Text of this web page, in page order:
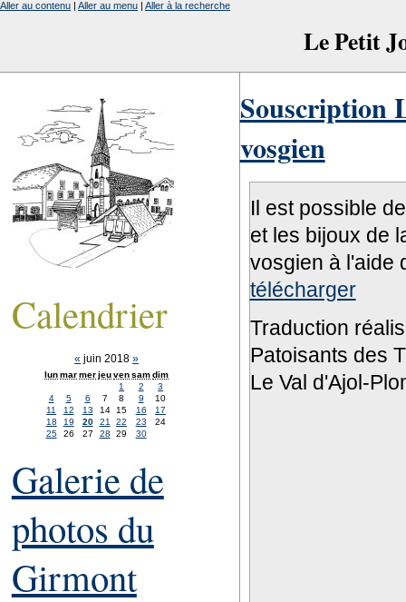
Le Petit
Aller au contenu | Aller au menu | Aller à la recherche
Souscription
vosgien
Il est possible
et les bijoux de
vosgien à l'aide
télécharger
Traduction
Patoisants des
Le Val d'Ajol-
Calendrier
« juin 2018»
lunmarmerjeuvensamdim
1
2
3
4
5 6 7 8 9
10
11
12 13 14 15 16
17
18
19 20 21 22 23
24
25
26 27 28 29 30
Galerie de
photos du
Girmont